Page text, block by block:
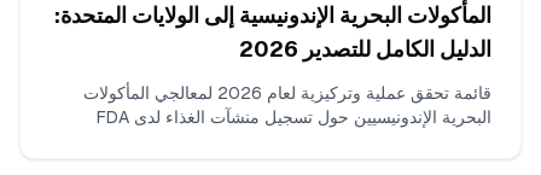
المأكولات البحرية الإندونيسية إلى الولايات المتحدة:
الدليل الكامل للتصدير 2026
قائمة تحقق عملية وتركيزية لعام 2026 لمعالجي المأكولات
البحرية الإندونيسيين حول تسجيل منشآت الغذاء لدى FDA